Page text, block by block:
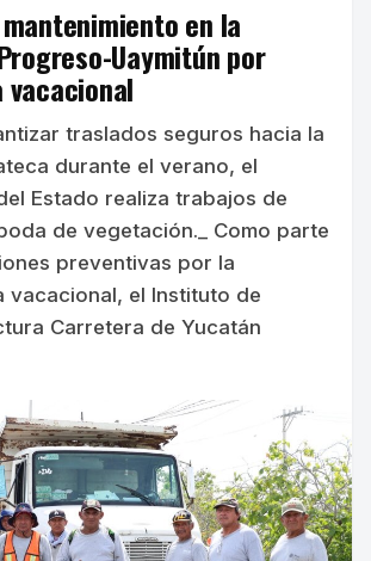
en la
Uaymitún por
traslados seguros hacia la
durante el verano, el
Estado realiza trabajos de
de vegetación._ Como parte
preventivas por la
vacacional, el Instituto de
Carretera de Yucatán